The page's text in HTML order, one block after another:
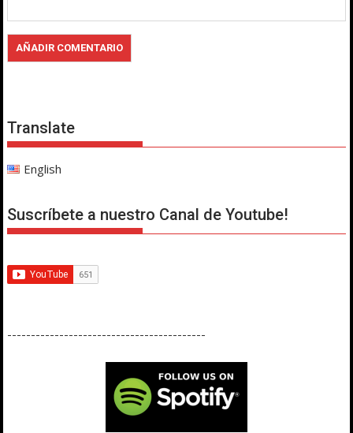
Translate
English
Suscríbete a nuestro Canal de Youtube!
------------------------------------------